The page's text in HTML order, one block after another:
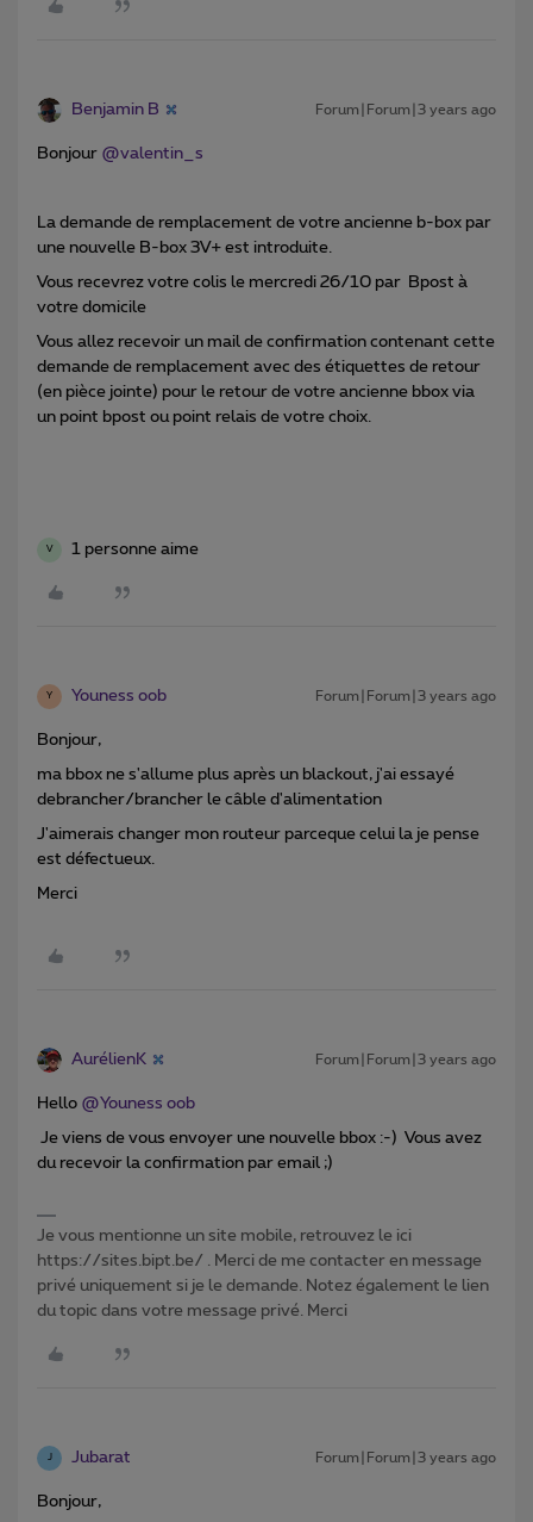
Benjamin B Forum|Forum|3 years ago
Bonjour @valentin_s
La demande de remplacement de votre ancienne b-box par
une nouvelle B-box 3V+ est introduite.
Vous recevrez votre colis le mercredi 26/10 par Bpost à
votre domicile
Vous allez recevoir un mail de confirmation contenant cette
demande de remplacement avec des étiquettes de retour
(en pièce jointe) pour le retour de votre ancienne bbox via
un point bpost ou point relais de votre choix.
V 1 personne aime
Y Youness oob Forum|Forum|3 years ago
Bonjour,
ma bbox ne s'allume plus après un blackout, j'ai essayé
debrancher/brancher le câble d'alimentation
J'aimerais changer mon routeur parceque celui la je pense
est défectueux.
Merci
AurélienK Forum|Forum|3 years ago
Hello @Youness oob
Je viens de vous envoyer une nouvelle bbox :-) Vous avez
du recevoir la confirmation par email ;)
Je vous mentionne un site mobile, retrouvez le ici
https://sites.bipt.be/ . Merci de me contacter en message
privé uniquement si je le demande. Notez également le lien
du topic dans votre message privé. Merci
J Jubarat Forum|Forum|3 years ago
Bonjour,